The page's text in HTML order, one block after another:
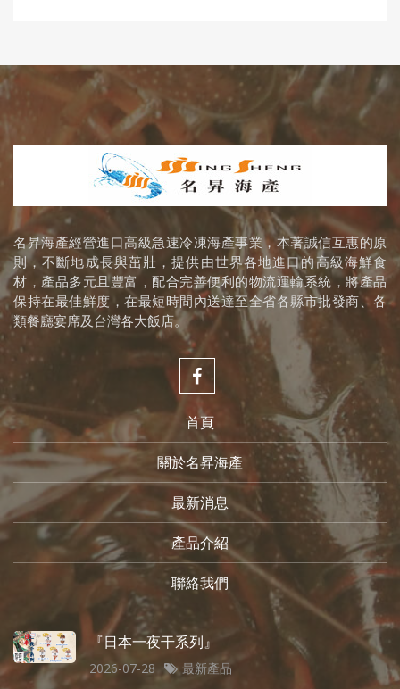
名昇海產經營進口高級急速冷凍海產事業，本著誠信互惠的原
則，不斷地成長與茁壯，提供由世界各地進口的高級海鮮食
材，產品多元且豐富，配合完善便利的物流運輸系統，將產品
保持在最佳鮮度，在最短時間內送達至全省各縣市批發商、各
類餐廳宴席及台灣各大飯店。
首頁
關於名昇海產
最新消息
產品介紹
聯絡我們
『日本一夜干系列』
2026-07-28 最新產品